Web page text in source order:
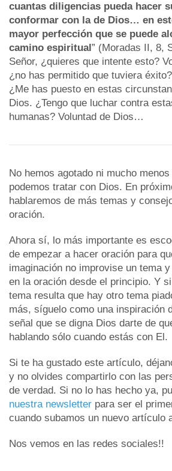
cuantas diligencias pueda hacer
conformar con la de Dios… en
mayor perfección que se puede
camino espiritual” (Moradas II, 8,
Señor, ¿quieres que intente esto?
¿no has permitido que tuviera
¿Me has puesto en estas
Dios. ¿Tengo que luchar contra
humanas? Voluntad de Dios…
No hemos agotado ni mucho
podemos tratar con Dios. En
hablaremos de más temas y
oración.
Ahora sí, lo más importante es
de empezar a hacer oración para
imaginación no improvise un tema
en la oración desde el principio. Y
tema resulta que hay otro tema
más, síguelo como una inspiración
señal que se digna Dios darte de
hablando sólo cuando estás con El.
Si te ha gustado este artículo,
y no olvides compartirlo con las
de verdad. Si no lo has hecho ya,
nuestra newsletter para ser el
cuando subamos un nuevo artículo
Nos vemos en las redes sociales!!